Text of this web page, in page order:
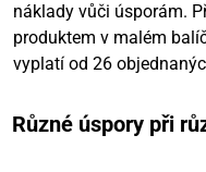
náklady vůči úsporám.
produktem v malém
vyplatí od 26
Různé úspory při